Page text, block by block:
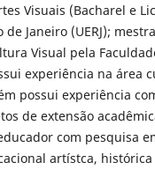
Visuais (Bacharel e
de Janeiro (UERJ);
Visual pela
experiência na
possui experiência
de extensão
com pesquisa
artístca,